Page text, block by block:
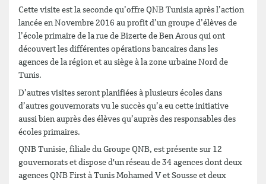
Cette visite est la seconde qu’offre QNB Tunisia après l’action
lancée en Novembre 2016 au profit d’un groupe d’élèves de
l’école primaire de la rue de Bizerte de Ben Arous qui ont
découvert les différentes opérations bancaires dans les
agences de la région et au siège à la zone urbaine Nord de
Tunis.
D’autres visites seront planifiées à plusieurs écoles dans
d’autres gouvernorats vu le succès qu’a eu cette initiative
aussi bien auprès des élèves qu’auprès des responsables des
écoles primaires.
QNB Tunisie, filiale du Groupe QNB, est présente sur 12
gouvernorats et dispose d'un réseau de 34 agences dont deux
agences QNB First à Tunis Mohamed V et Sousse et deux